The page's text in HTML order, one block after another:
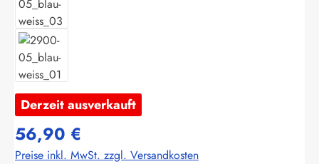
Derzeit ausverkauft
56,90 €
Preise inkl. MwSt. zzgl. Versandkosten